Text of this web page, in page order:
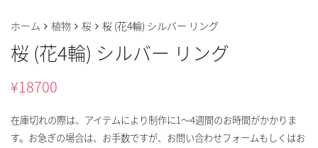
ホーム 植物 桜 桜 (花4輪) シルバー リング
桜 (花4輪) シルバー リング
¥18700
在庫切れの際は、アイテムにより制作に1～4週間のお時間がかかりま
す。お急ぎの場合は、お手数ですが、お問い合わせフォームもしくはお